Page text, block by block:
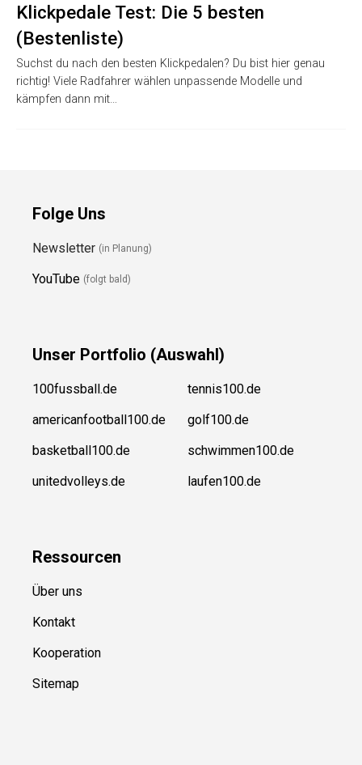
Klickpedale Test: Die 5 besten
(Bestenliste)
Suchst du nach den besten Klickpedalen? Du bist hier genau
richtig! Viele Radfahrer wählen unpassende Modelle und
kämpfen dann mit…
Folge Uns
Newsletter (in Planung)
YouTube (folgt bald)
Unser Portfolio (Auswahl)
100fussball.de
americanfootball100.de
basketball100.de
unitedvolleys.de
tennis100.de
golf100.de
schwimmen100.de
laufen100.de
Ressourcen
Über uns
Kontakt
Kooperation
Sitemap